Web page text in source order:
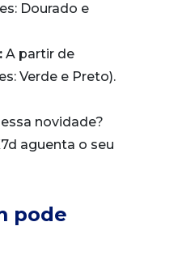
Dourado e
A partir de
Verde e Preto).
novidade?
aguenta o seu
pode